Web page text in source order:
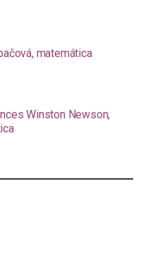
matemática
Winston Newson,